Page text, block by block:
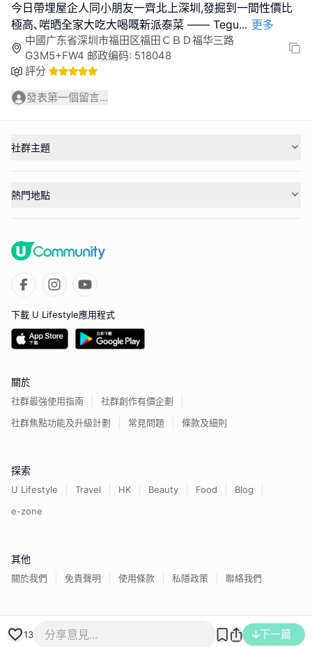
今日帶埋屋企人同小朋友一齊北上深圳,發掘到一間性價比
極高､啱晒全家大吃大喝嘅新派泰菜 —— Tegu... 更多
中國广东省深圳市福田区福田ＣＢＤ福华三路
G3M5+FW4 邮政编码: 518048
評分
發表第一個留言...
13 下一篇
社群主題
熱門地點
下載 U Lifestyle應用程式
關於
社群最強使用指南
社群創作有價企劃
社群焦點功能及升級計劃
常見問題 條款及細則
探索
U Lifestyle Travel HK Beauty Food
Blog
e-zone
其他
關於我們 免責聲明 使用條款 私隱政策 聯絡我們
香港經濟日報版權所有©